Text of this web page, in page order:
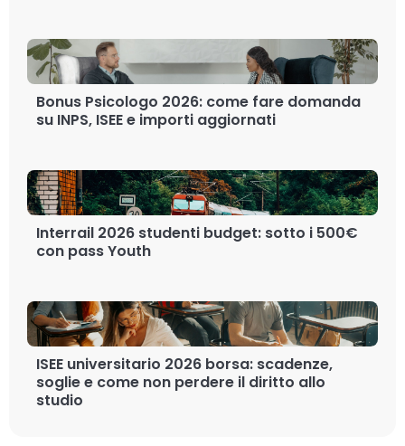
Bonus Psicologo 2026: come fare domanda
su INPS, ISEE e importi aggiornati
Interrail 2026 studenti budget: sotto i 500€
con pass Youth
ISEE universitario 2026 borsa: scadenze,
soglie e come non perdere il diritto allo
studio